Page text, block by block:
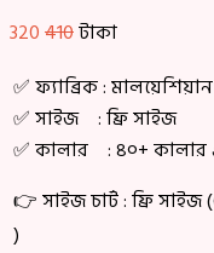
320410টাকা
✅ ফ্যাব্রিক :
✅ সাইজ : ফ্রি সাইজ
✅ কালার : ৪০+ কালার
👉 সাইজ চার্ট : ফ্রি
)